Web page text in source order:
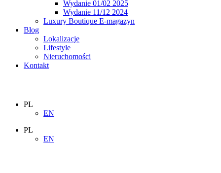
Wydanie 01/02 2025
Wydanie 11/12 2024
Luxury Boutique E-magazyn
Blog
Lokalizacje
Lifestyle
Nieruchomości
Kontakt
PL
EN
PL
EN